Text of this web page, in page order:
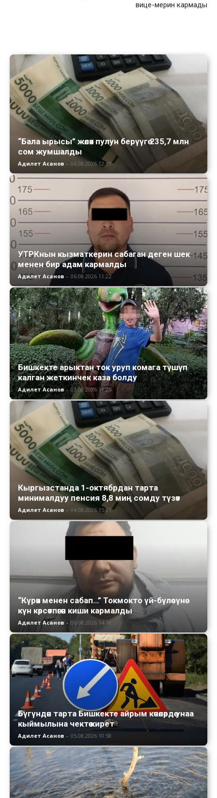
вице-мерин кармады
“Бала ырысы” жөлөк пулун берүүгө 235,7 млн
сом жумшалды
Адилет Асанов - 06.08.2026 12:19
УТРКнын кызматкерин сабаган деген шек
менен бир адам кармалды
Адилет Асанов - 06.08.2026 11:22
Бишкекте арыктан ток уруп комага түшүп
калган жеткинчек каза болду
Адилет Асанов - 03.08.2026 11:25
Кыргызстанда 1-октябрдан тарта
минималдуу пенсия 8,8 миң сомду түзөт
Адилет Асанов - 04.08.2026 15:01
“Күрөк менен сабап…” Токмокто үй-бүлөсүнө
күн көрсөтпөгөн киши кармалды
Адилет Асанов - 06.08.2026 14:18
Бүгүндөн тарта Бишкекте айрым көчөлөрдө унаа
кыймылына чектөө кирет
Адилет Асанов - 05.08.2026 10:58